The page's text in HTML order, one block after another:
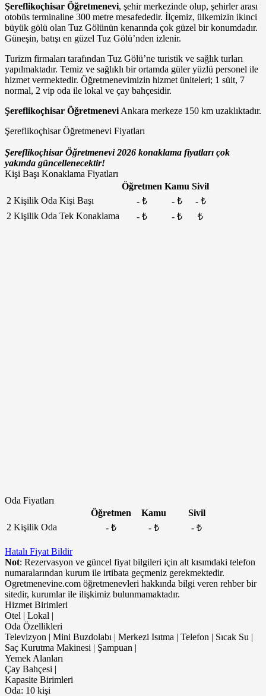
Şereflikoçhisar Öğretmenevi, şehir merkezinde olup, şehirler arası
otobüs terminaline 300 metre mesafededir. İlçemiz, ülkemizin ikinci
büyük gölü olan Tuz Gölünün kenarında çok güzel bir konumdadır.
Güneşin, batışı en güzel Tuz Gölü’nden izlenir.
Turizm firmaları tarafından Tuz Gölü’ne turistik ve sağlık turları
yapılmaktadır. Temiz ve sağlıklı bir ortamda güler yüzlü personel ile
hizmet vermektedir. Öğretmenevimizin hizmet üniteleri; 1 süit, 7
normal, 2 vip oda ile lokal ve çay bahçesidir.
Şereflikoçhisar Öğretmenevi Ankara merkeze 150 km uzaklıktadır.
Şereflikoçhisar Öğretmenevi Fiyatları
Şereflikoçhisar Öğretmenevi 2026 konaklama fiyatları çok
yakında güncellenecektir!
Kişi Başı Konaklama Fiyatları
Öğretmen Kamu Sivil
2 Kişilik Oda Kişi Başı
- ₺ - ₺
- ₺
2 Kişilik Oda Tek Konaklama
- ₺ - ₺ ₺
Oda Fiyatları
Öğretmen
Kamu
Sivil
2 Kişilik Oda
- ₺ - ₺ - ₺
Hatalı Fiyat Bildir
Not: Rezervasyon ve güncel fiyat bilgileri için alt kısımdaki telefon
numaralarından kurum ile irtibata geçmeniz gerekmektedir.
Ogretmenevine.com öğretmenevleri hakkında bilgi veren rehber bir
sitedir, kurumlar ile ilişkimiz bulunmamaktadır.
Hizmet Birimleri
Otel | Lokal |
Oda Özellikleri
Televizyon | Mini Buzdolabı | Merkezi Isıtma | Telefon | Sıcak Su |
Saç Kurutma Makinesi | Şampuan |
Yemek Alanları
Çay Bahçesi |
Kapasite Birimleri
Oda: 10 kişi